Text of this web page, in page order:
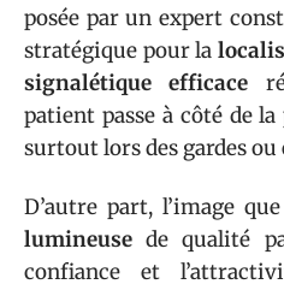
posée par un expert
stratégique pour la
signalétique efficace
patient passe à côté de
surtout lors des gardes
D’autre part, l’image
lumineuse de qualité
confiance et